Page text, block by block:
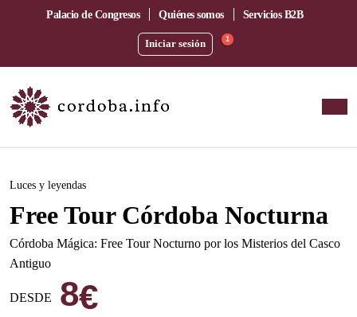
Palacio de Congresos Quiénes somos Servicios B2B
Iniciar sesión 1
Este evento ha pasado.
Luces y leyendas
Free Tour Córdoba Nocturna
Córdoba Mágica: Free Tour Nocturno por los Misterios del Casco
Antiguo
DESDE 8€